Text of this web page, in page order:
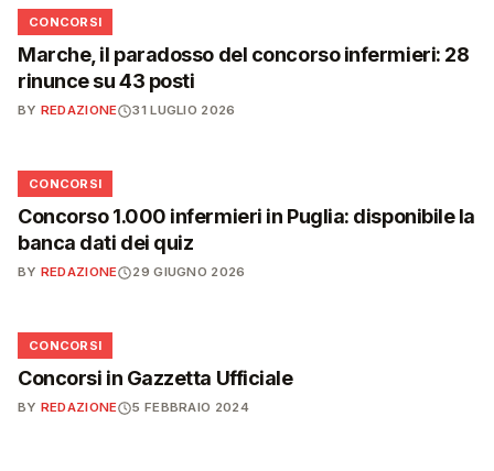
📋
CONCORSI
Marche, il paradosso del concorso infermieri: 28
rinunce su 43 posti
BY REDAZIONE 31 LUGLIO 2026
📋
CONCORSI
Concorso 1.000 infermieri in Puglia: disponibile la
banca dati dei quiz
BY REDAZIONE 29 GIUGNO 2026
📋
CONCORSI
Concorsi in Gazzetta Ufficiale
BY REDAZIONE 5 FEBBRAIO 2024